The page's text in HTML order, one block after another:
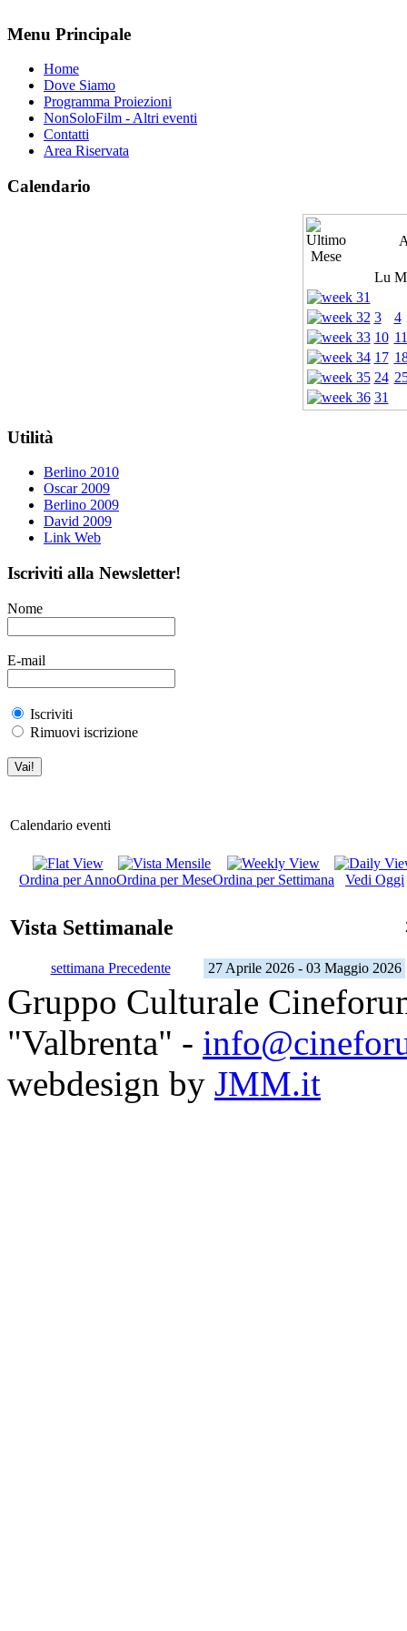
Menu Principale
Home
Dove Siamo
Programma Proiezioni
NonSoloFilm - Altri eventi
Contatti
Area Riservata
Calendario
Lu
3
4
10 11
17
24
31
Utilità
Berlino 2010
Oscar 2009
Berlino 2009
David 2009
Link Web
Iscriviti alla Newsletter!
Nome
E-mail
Iscriviti
Rimuovi iscrizione
Calendario eventi
Ordina per AnnoOrdina per MeseOrdina per Settimana Vedi Oggi
Vista Settimanale
settimana Precedente 27 Aprile 2026 - 03 Maggio 2026
Gruppo Culturale
"Valbrenta" -
webdesign by JMM.it